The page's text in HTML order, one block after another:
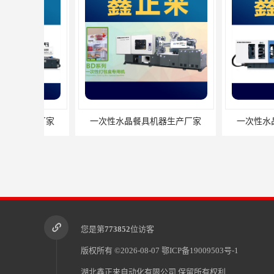
一次性水晶餐具机器生产厂家 一次性水晶餐具
您是第773852位访客
版权所有 ©2026-08-07 鄂ICP备19009503号-1
湖北鑫正来自动化有限公司 保留所有权利.